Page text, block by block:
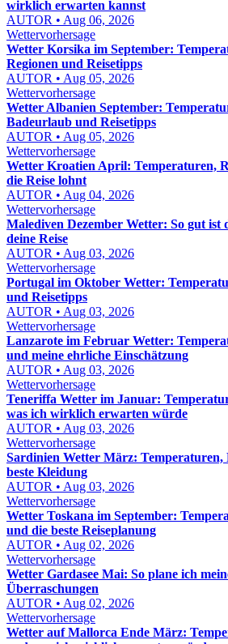
wirklich erwarten kannst
AUTOR • Aug 06, 2026
Wettervorhersage
Wetter Korsika im September:
Regionen und Reisetipps
AUTOR • Aug 05, 2026
Wettervorhersage
Wetter Albanien September:
Badeurlaub und Reisetipps
AUTOR • Aug 05, 2026
Wettervorhersage
Wetter Kroatien April: Temperaturen,
die Reise lohnt
AUTOR • Aug 04, 2026
Wettervorhersage
Malediven Dezember Wetter: So gut
deine Reise
AUTOR • Aug 03, 2026
Wettervorhersage
Portugal im Oktober Wetter:
und Reisetipps
AUTOR • Aug 03, 2026
Wettervorhersage
Lanzarote im Februar Wetter:
und meine ehrliche Einschätzung
AUTOR • Aug 03, 2026
Wettervorhersage
Teneriffa Wetter im Januar:
was ich wirklich erwarten würde
AUTOR • Aug 03, 2026
Wettervorhersage
Sardinien Wetter März: Temperaturen,
beste Kleidung
AUTOR • Aug 03, 2026
Wettervorhersage
Wetter Toskana im September:
und die beste Reiseplanung
AUTOR • Aug 02, 2026
Wettervorhersage
Wetter Gardasee Mai: So plane ich
Überraschungen
AUTOR • Aug 02, 2026
Wettervorhersage
Wetter auf Mallorca Ende März: